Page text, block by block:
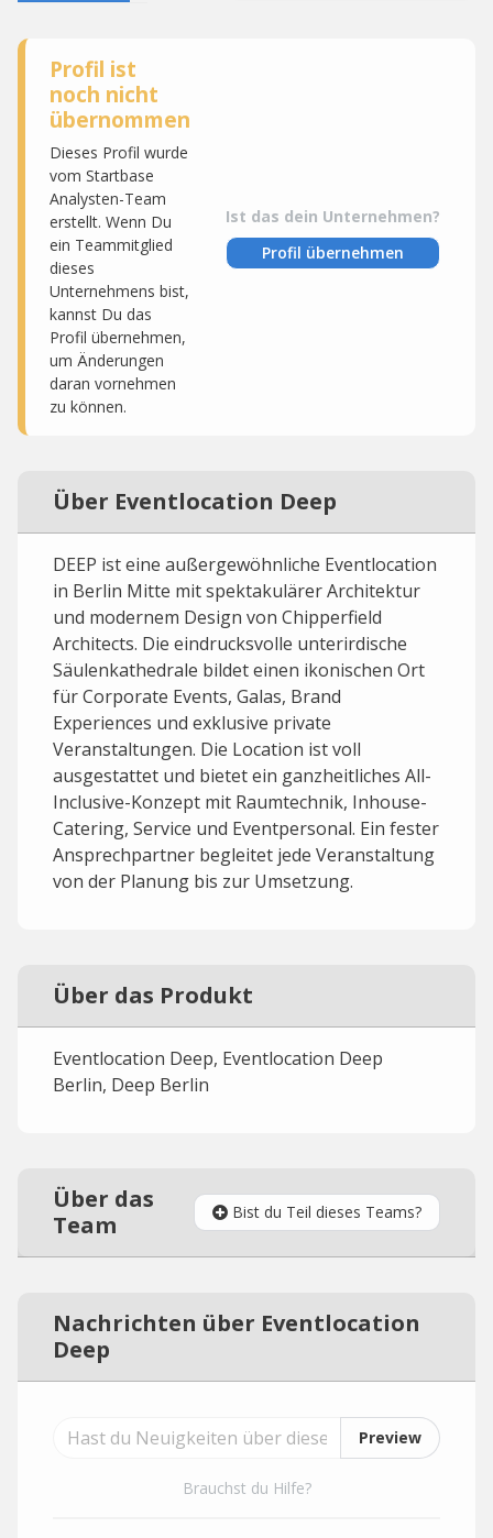
Profil ist
noch nicht
übernommen
Dieses Profil wurde
vom Startbase
Analysten-Team
erstellt. Wenn Du
ein Teammitglied
dieses
Unternehmens bist,
kannst Du das
Profil übernehmen,
um Änderungen
daran vornehmen
zu können.
Ist das dein Unternehmen?
Profil übernehmen
Über Eventlocation Deep
DEEP ist eine außergewöhnliche Eventlocation
in Berlin Mitte mit spektakulärer Architektur
und modernem Design von Chipperfield
Architects. Die eindrucksvolle unterirdische
Säulenkathedrale bildet einen ikonischen Ort
für Corporate Events, Galas, Brand
Experiences und exklusive private
Veranstaltungen. Die Location ist voll
ausgestattet und bietet ein ganzheitliches All-
Inclusive-Konzept mit Raumtechnik, Inhouse-
Catering, Service und Eventpersonal. Ein fester
Ansprechpartner begleitet jede Veranstaltung
von der Planung bis zur Umsetzung.
Über das Produkt
Eventlocation Deep, Eventlocation Deep
Berlin, Deep Berlin
Über das
Team
Bist du Teil dieses Teams?
Nachrichten über Eventlocation
Deep
Preview
Brauchst du Hilfe?